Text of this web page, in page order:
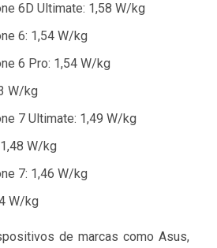
6D Ultimate: 1,58 W/kg
6: 1,54 W/kg
6 Pro: 1,54 W/kg
W/kg
7 Ultimate: 1,49 W/kg
W/kg
7: 1,46 W/kg
W/kg
de marcas como Asus,